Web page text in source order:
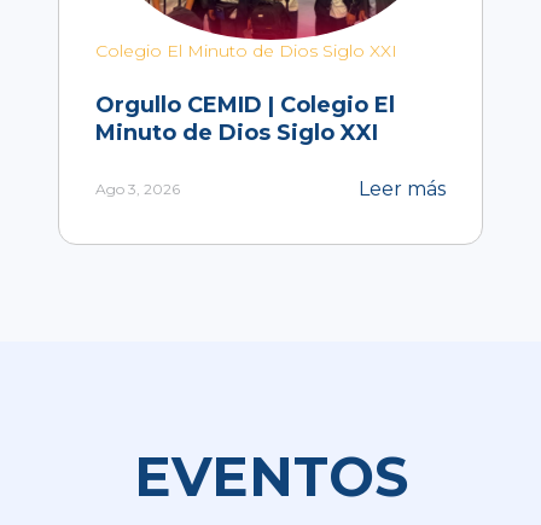
Colegio El Minuto de Dios Siglo XXI
Orgullo CEMID | Colegio El
Minuto de Dios Siglo XXI
Ago 3, 2026 Leer más
EVENTOS